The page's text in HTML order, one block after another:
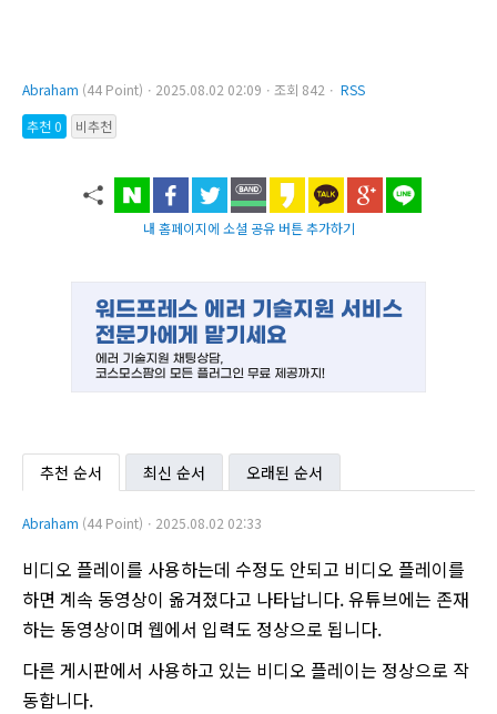
Abraham (44 Point)ㆍ2025.08.02 02:09ㆍ조회 842ㆍ RSS
추천 0
비추천
내 홈페이지에 소셜 공유 버튼 추가하기
추천 순서 최신 순서 오래된 순서
Abraham (44 Point)ㆍ2025.08.02 02:33
비디오 플레이를 사용하는데 수정도 안되고 비디오 플레이를
하면 계속 동영상이 옮겨졌다고 나타납니다. 유튜브에는 존재
하는 동영상이며 웹에서 입력도 정상으로 됩니다.
다른 게시판에서 사용하고 있는 비디오 플레이는 정상으로 작
동합니다.